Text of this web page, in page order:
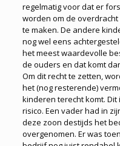
regelmatig voor dat er
worden om de
te maken. De andere
nog wel eens
het meest waardevolle
de ouders en dat komt
Om dit recht te zetten,
het (nog resterende)
kinderen terecht komt.
risico. Een vader had in
deze zoon destijds het
overgenomen. Er was